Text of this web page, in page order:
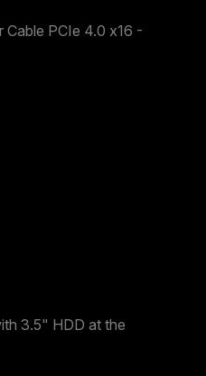
Cable PCIe 4.0 x16 -
3.5" HDD at the